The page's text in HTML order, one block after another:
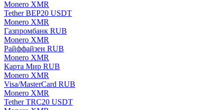
Monero XMR
Tether BEP20 USDT
Monero XMR
Газпромбанк RUB
Monero XMR
Райффайзен RUB
Monero XMR
Карта Мир RUB
Monero XMR
Visa/MasterCard RUB
Monero XMR
Tether TRC20 USDT